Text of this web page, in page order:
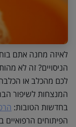
לאיזה מחנה אתם
הניסויים? זה לא
לכם מהכלב או
המנצחות לשיפור
בחדשות הטובות:
הפיתוחים הרפואיים